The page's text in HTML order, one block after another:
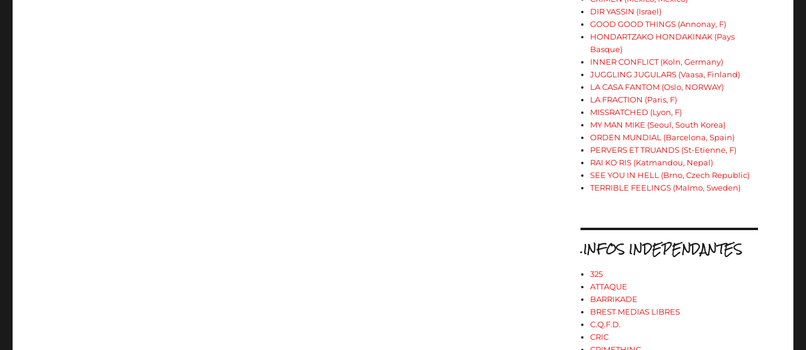
DIR YASSIN (Israel)
GOOD GOOD THINGS (Annonay, F)
HONDARTZAKO HONDAKINAK (Pays
Basque)
INNER CONFLICT (Koln, Germany)
JUGGLING JUGULARS (Vaasa, Finland)
LA CASA FANTOM (Oslo, NORWAY)
LA FRACTION (Paris, F)
MISSRATCHED (Lyon, F)
MY MAN MIKE (Seoul, South Korea)
ORDEN MUNDIAL (Barcelona, Spain)
PERVERS ET TRUANDS (St-Etienne, F)
RAI KO RIS (Katmandou, Nepal)
SEE YOU IN HELL (Brno, Czech Republic)
TERRIBLE FEELINGS (Malmo, Sweden)
.INFOS INDEPENDANTES
325
ATTAQUE
BARRIKADE
BREST MEDIAS LIBRES
C.Q.F.D.
CRIC